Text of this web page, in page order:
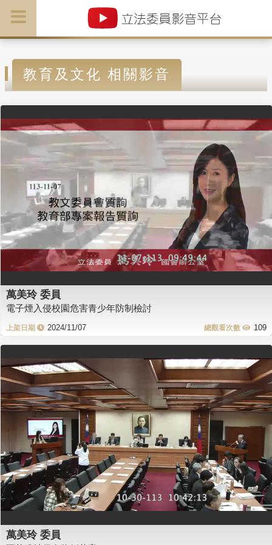
教育及文化 相關影音
萬美玲 委員
電子煙入侵校園危害青少年防制檢討
2024/11/07 109
萬美玲 委員